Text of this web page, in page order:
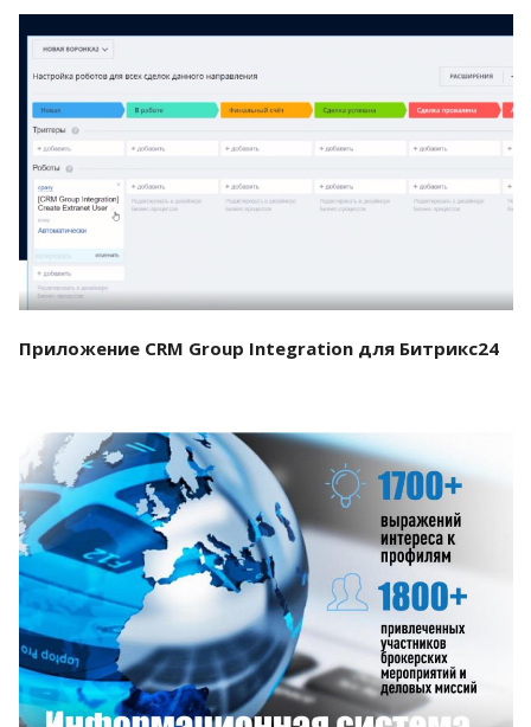
Смотреть проект
Приложение CRM Group Integration для Битрикс24
Смотреть проект